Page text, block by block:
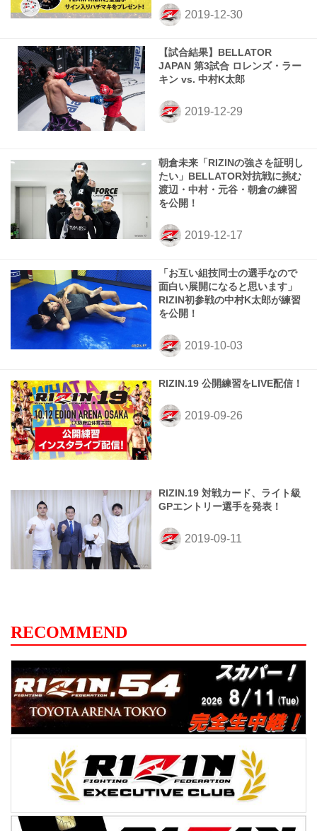
【試合結果】BELLATOR
JAPAN 第3試合 ロレンズ・ラー
キン vs. 中村K太郎
朝倉未来「RIZINの強さを証明し
たい」BELLATOR対抗戦に挑む
渡辺・中村・元谷・朝倉の練習
を公開！
「お互い組技同士の選手なので
面白い展開になると思います」
RIZIN初参戦の中村K太郎が練習
を公開！
RIZIN.19 公開練習をLIVE配信！
RIZIN.19 対戦カード、ライト級
GPエントリー選手を発表！
RECOMMEND